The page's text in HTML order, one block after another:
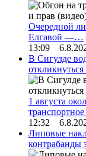
Очередной
Елгавой —…
13:09
В Сигулде
1 августа
12:32
Липовые
контрабанды